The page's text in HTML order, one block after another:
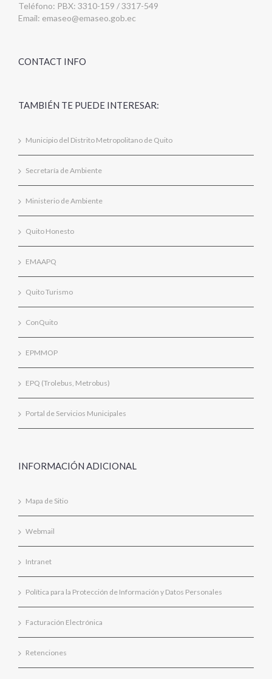
Teléfono: PBX: 3310-159 / 3317-549
Email: emaseo@emaseo.gob.ec
CONTACT INFO
TAMBIÉN TE PUEDE INTERESAR:
Municipio del Distrito Metropolitano de Quito
Secretaría de Ambiente
Ministerio de Ambiente
Quito Honesto
EMAAPQ
Quito Turismo
ConQuito
EPMMOP
EPQ (Trolebus, Metrobus)
Portal de Servicios Municipales
INFORMACIÓN ADICIONAL
Mapa de Sitio
Webmail
Intranet
Política para la Protección de Información y Datos Personales
Facturación Electrónica
Retenciones